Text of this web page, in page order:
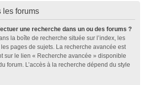
les forums
une recherche dans un ou des forums ?
la boîte de recherche située sur l’index, les
pages de sujets. La recherche avancée est
sur le lien « Recherche avancée » disponible
forum. L’accès à la recherche dépend du style